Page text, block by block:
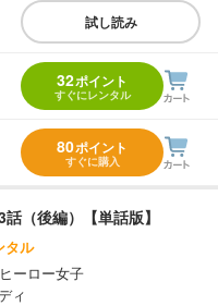
試し読み
32ポイント
すぐにレンタル
80ポイント
すぐに購入
（後編）【単話版】
タル
ーロー女子
ィ